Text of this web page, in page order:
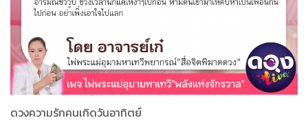
ดวงความรักคนเกิดวันอาทิตย์